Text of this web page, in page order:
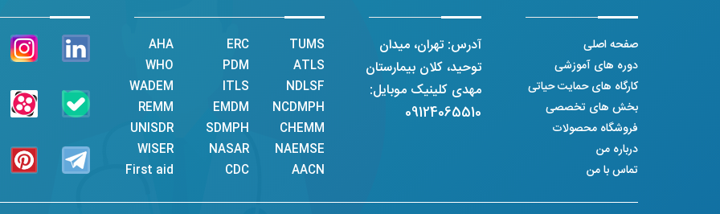
صفحه اصلی
دوره های آموزشی
کارگاه های حمایت حیاتی
بخش های تخصصی
فروشگاه محصولات
درباره من
تماس با من
آدرس: تهران، میدان
توحید، کلان بیمارستان
مهدی کلینیک موبایل:
09124065510
AHA ERC
TUMS
WHO
PDM
ATLS
WADEM
ITLS
NDLSF
REMM
EMDM
NCDMPH
UNISDR
SDMPH
CHEMM
WISER
NASAR
NAEMSE
First aid
CDC AACN